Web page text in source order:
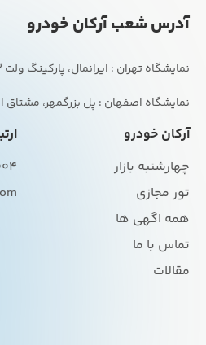
آدرس شعب آرکان خودرو
نمایشگاه اصفهان : پل بزرگمهر، مشتاق
آرکان خودرو
چهارشنبه بازار
تور مجازی
همه اگهی ها
تماس با ما
مقالات